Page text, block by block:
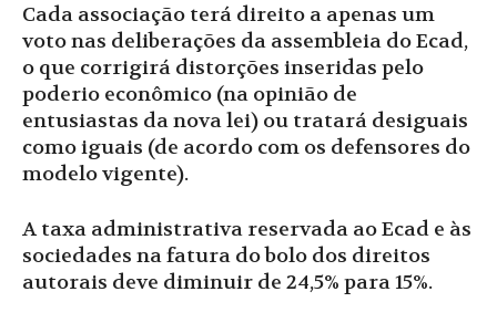
Cada associação terá direito a apenas um
voto nas deliberações da assembleia do Ecad,
o que corrigirá distorções inseridas pelo
poderio econômico (na opinião de
entusiastas da nova lei) ou tratará desiguais
como iguais (de acordo com os defensores do
modelo vigente).
A taxa administrativa reservada ao Ecad e às
sociedades na fatura do bolo dos direitos
autorais deve diminuir de 24,5% para 15%.